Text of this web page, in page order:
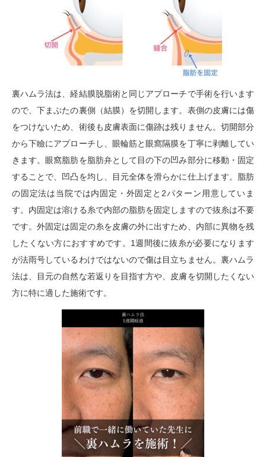
裏ハムラ法は、経結膜脱脂術と同じアプローチで手術を行います
ので、下まぶたの裏側（結膜）を切開します。表側の皮膚には傷
をつけないため、術後も皮膚表面に傷跡は残りません。切開部分
から下瞼にアプローチし、眼輪筋と眼窩隔膜を丁寧に剥離してい
きます。眼窩脂肪を脂肪弁として目の下の凹み部分に移動・固定
することで、凹凸を均し、目元全体を滑らかに仕上げます。脂肪
の固定法は当院では内固定・外固定と2パターン用意していま
す。内固定は溶ける糸で内部の脂肪を固定しますので抜糸は不要
です。外固定は固定の糸を皮膚の外に出すため、内部に異物を残
したくない方におすすめです。1週間後に抜糸が必要になります
が法雨号しているわけではないので傷は目立ちません。裏ハムラ
法は、目元の自然な若返りを目指す方や、皮膚を切開したくない
方に特に適した施術です。